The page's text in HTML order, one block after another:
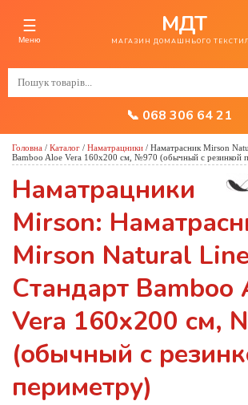
☰
Меню
МДТ
МАГАЗИН ДОМАШНЬОГО
📞 068 306 64 21
Головна / Каталог / Наматрацники / Наматрасник Mirson
Bamboo Aloe Vera 160x200 см, №970 (обычный с резинкой
Наматрацники
Mirson:
Mirson Natural Line
Стандарт Bamboo
Vera 160x200 см,
(обычный с
периметру)